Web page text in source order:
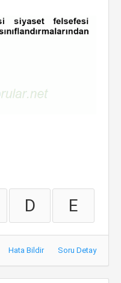
D E
Hata Bildir Soru Detay